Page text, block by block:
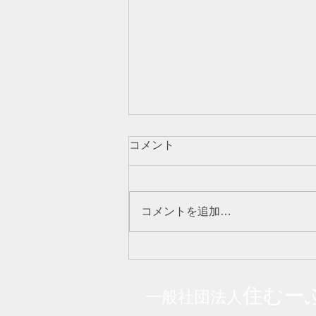
コメント
コメントを追加…